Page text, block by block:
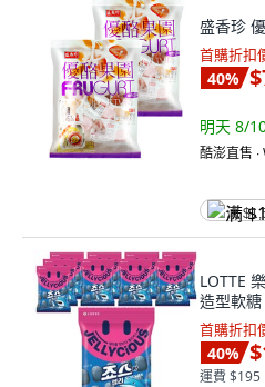
盛香珍
首購折扣
40%
明天 8/
酷澎直售 ∙
满
LOTTE
造型軟
首購折扣
40%
運費 $195